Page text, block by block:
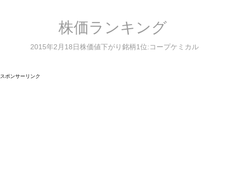
株価ランキング
2015年2月18日株価値下がり銘柄1位:コープケミカル
スポンサーリンク